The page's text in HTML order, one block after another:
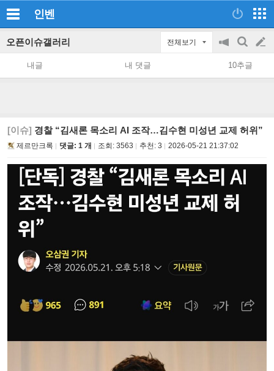
인벤
오픈이슈갤러리 전체보기
공
지
on/off
검
색
글
쓰
내글 내 댓글 10추글
[이슈] 경찰 “김새론 목소리 AI 조작…김수현 미성년 교제 허위”
제르만크록 댓글: 1 개 조회: 3563 추천: 3 2026-05-21 21:37:02